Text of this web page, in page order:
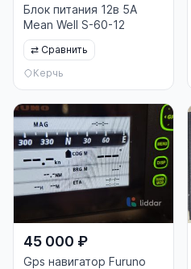
Блок питания 12в 5А
Mean Well S-60-12
⇄ Сравнить
Керчь
45 000 ₽
Gps навигатор Furuno